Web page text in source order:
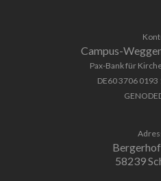
Campus-
Pax-Bank für
DE60 3706
58239